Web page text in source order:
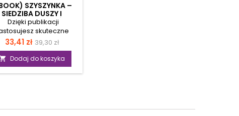
SZYSZYNKA –
SIEDZIBA DUSZY I
MŁODOŚCI
Dzięki publikacji
skuteczne
zapobiegające
szyszynki i
ją od blokad.
sposoby na jej
i odtruwanie z
pozazmysłowe
Cena
33,41 zł Cena
podstawowa
39,30 zł
Dodaj do koszyka